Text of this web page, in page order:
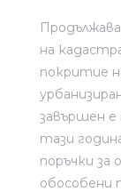
на
покритие
завършен е
тази
поръчки за
обособени